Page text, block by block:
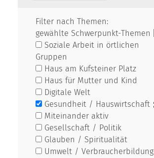
Filter nach Themen:
gewählte Schwerpunkt-Themen [
Soziale Arbeit in örtlichen
Gruppen
Haus am Kufsteiner Platz
Haus für Mutter und Kind
Digitale Welt
Gesundheit / Hauswirtschaft
Miteinander aktiv
Gesellschaft / Politik
Glauben / Spiritualität
Umwelt / Verbraucherbildung